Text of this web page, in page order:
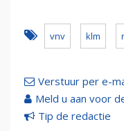
vnv klm
Verstuur per e-
Meld u aan voor
Tip de redactie